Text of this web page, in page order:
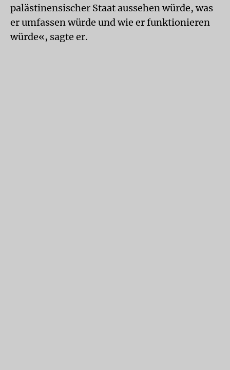
palästinensischer Staat aussehen würde, was
er umfassen würde und wie er funktionieren
würde«, sagte er.